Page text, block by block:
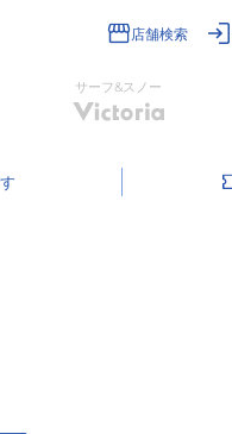
店舗検索
サーフ&スノー